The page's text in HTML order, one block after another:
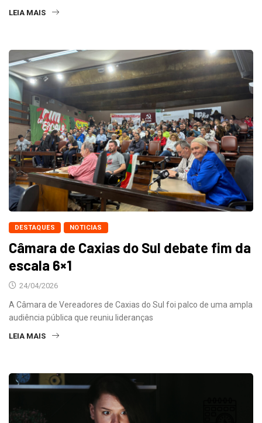
LEIA MAIS
DESTAQUES NOTICIAS
Câmara de Caxias do Sul debate fim da
escala 6×1
24/04/2026
A Câmara de Vereadores de Caxias do Sul foi palco de uma ampla
audiência pública que reuniu lideranças
LEIA MAIS